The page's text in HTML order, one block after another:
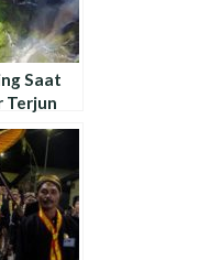
Saat
Terjun